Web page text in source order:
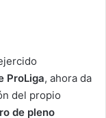
ProLiga, ahora da
del propio
de pleno